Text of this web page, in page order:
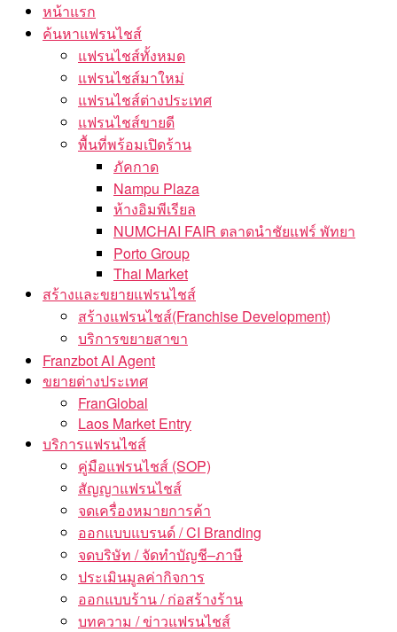
หน้าแรก
ค้นหาแฟรนไชส์
แฟรนไชส์ทั้งหมด
แฟรนไชส์มาใหม่
แฟรนไชส์ต่างประเทศ
แฟรนไชส์ขายดี
พื้นที่พร้อมเปิดร้าน
ภัคกาด
Nampu Plaza
ห้างอิมพีเรียล
NUMCHAI FAIR ตลาดนำชัยแฟร์ พัทยา
Porto Group
Thai Market
สร้างและขยายแฟรนไชส์
สร้างแฟรนไชส์(Franchise Development)
บริการขยายสาขา
Franzbot AI Agent
ขยายต่างประเทศ
FranGlobal
Laos Market Entry
บริการแฟรนไชส์
คู่มือแฟรนไชส์ (SOP)
สัญญาแฟรนไชส์
จดเครื่องหมายการค้า
ออกแบบแบรนด์ / CI Branding
จดบริษัท / จัดทำบัญชี–ภาษี
ประเมินมูลค่ากิจการ
ออกแบบร้าน / ก่อสร้างร้าน
บทความ / ข่าวแฟรนไชส์